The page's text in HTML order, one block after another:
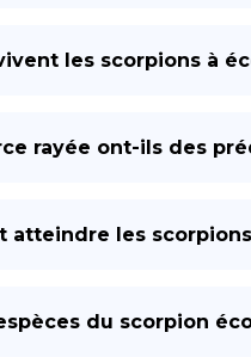
les scorpions à
rayée ont-ils des
atteindre les
du scorpion